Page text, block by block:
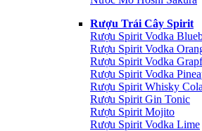
Rượu Trái Cây Spirit
Rượu Spirit Vodka
Rượu Spirit Vodka
Rượu Spirit Vodka
Rượu Spirit Vodka
Rượu Spirit Whisky Cola
Rượu Spirit Gin Tonic
Rượu Spirit Mojito
Rượu Spirit Vodka Lime